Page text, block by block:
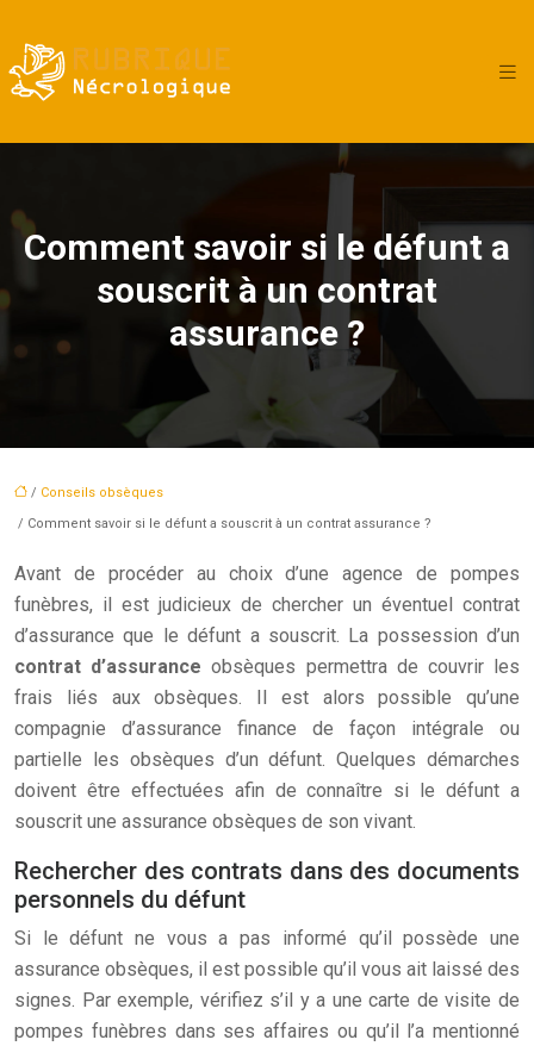
Comment savoir si le défunt a
souscrit à un contrat
assurance ?
/ Conseils obsèques
/ Comment savoir si le défunt a souscrit à un contrat assurance ?
Avant de procéder au choix d’une agence de pompes
funèbres, il est judicieux de chercher un éventuel contrat
d’assurance que le défunt a souscrit. La possession d’un
contrat d’assurance obsèques permettra de couvrir les
frais liés aux obsèques. Il est alors possible qu’une
compagnie d’assurance finance de façon intégrale ou
partielle les obsèques d’un défunt. Quelques démarches
doivent être effectuées afin de connaître si le défunt a
souscrit une assurance obsèques de son vivant.
Rechercher des contrats dans des documents
personnels du défunt
Si le défunt ne vous a pas informé qu’il possède une
assurance obsèques, il est possible qu’il vous ait laissé des
signes. Par exemple, vérifiez s’il y a une carte de visite de
pompes funèbres dans ses affaires ou qu’il l’a mentionné